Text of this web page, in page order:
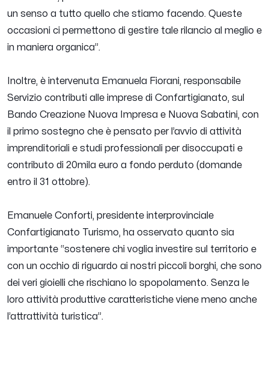
un senso a tutto quello che stiamo facendo. Queste
occasioni ci permettono di gestire tale rilancio al meglio e
in maniera organica”.
Inoltre, è intervenuta Emanuela Fiorani, responsabile
Servizio contributi alle imprese di Confartigianato, sul
Bando Creazione Nuova Impresa e Nuova Sabatini, con
il primo sostegno che è pensato per l’avvio di attività
imprenditoriali e studi professionali per disoccupati e
contributo di 20mila euro a fondo perduto (domande
entro il 31 ottobre).
Emanuele Conforti, presidente interprovinciale
Confartigianato Turismo, ha osservato quanto sia
importante “sostenere chi voglia investire sul territorio e
con un occhio di riguardo ai nostri piccoli borghi, che sono
dei veri gioielli che rischiano lo spopolamento. Senza le
loro attività produttive caratteristiche viene meno anche
l’attrattività turistica”.